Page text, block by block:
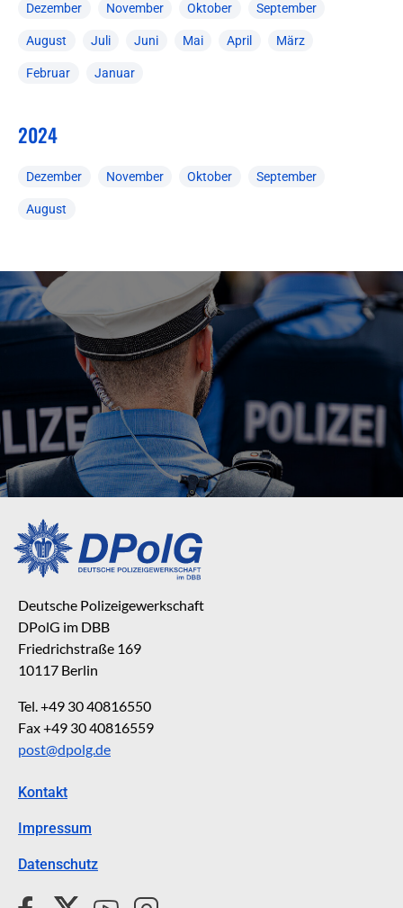
Dezember November Oktober September
August Juli Juni Mai April März
Februar Januar
2024
Dezember November Oktober September
August
Deutsche Polizeigewerkschaft
DPolG im DBB
Friedrichstraße 169
10117 Berlin
Tel. +49 30 40816550
Fax +49 30 40816559
post@dpolg.de
Kontakt
Impressum
Datenschutz